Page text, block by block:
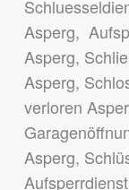
Asperg,
Asperg,
Asperg,
verloren
Asperg,